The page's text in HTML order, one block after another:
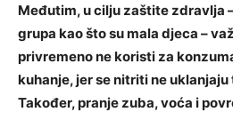
Međutim, u cilju zaštite zdravlja
grupa kao što su mala djeca –
privremeno ne koristi za
kuhanje, jer se nitriti ne
Također, pranje zuba, voća i